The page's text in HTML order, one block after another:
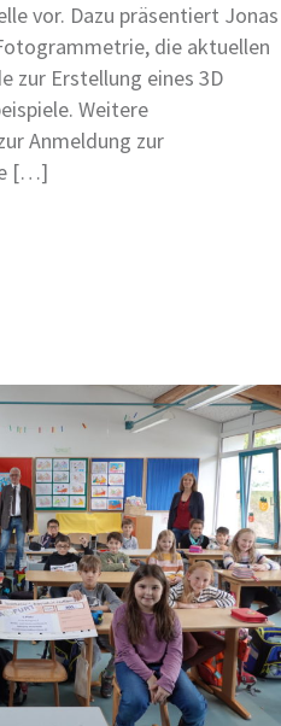
vor. Dazu präsentiert Jonas
die aktuellen
zur Erstellung eines 3D
Weitere
Anmeldung zur
[…]